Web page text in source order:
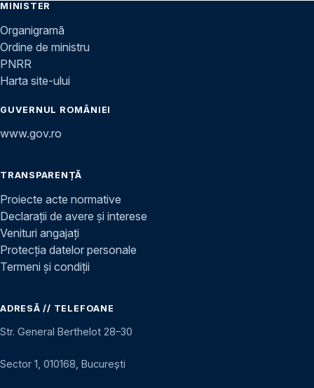
MINISTER
Organigramă
Ordine de ministru
PNRR
Harta site-ului
GUVERNUL ROMÂNIEI
www.gov.ro
TRANSPARENȚĂ
Proiecte acte normative
Declarații de avere și interese
Venituri angajați
Protecția datelor personale
Termeni și condiții
ADRESĂ // TELEFOANE
Str. General Berthelot 28–30
Sector 1, 010168, București